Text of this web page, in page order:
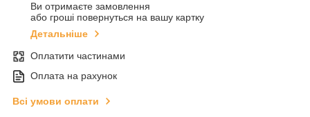
Ви отримаєте замовлення
або гроші повернуться на вашу картку
Детальніше
Оплатити частинами
Оплата на рахунок
Всі умови оплати